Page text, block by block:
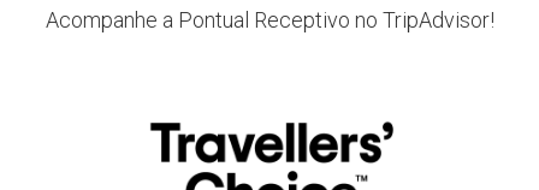
Acompanhe a Pontual Receptivo no TripAdvisor!